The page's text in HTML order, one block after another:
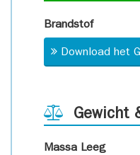
Brandstof
Download het
Gewicht
Massa Leeg